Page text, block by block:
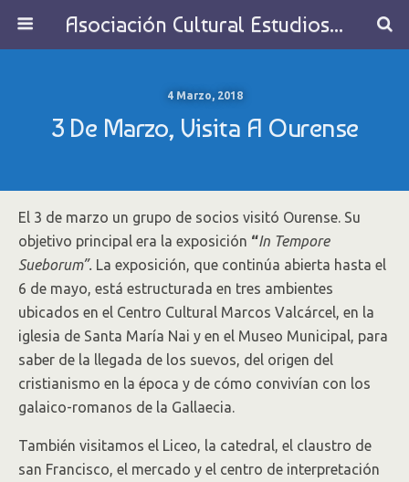
Asociación Cultural Estudios Históricos de Galicia
4 Marzo, 2018
3 De Marzo, Visita A Ourense
El 3 de marzo un grupo de socios visitó Ourense. Su
objetivo principal era la exposición “In Tempore
Sueborum”. La exposición, que continúa abierta hasta el
6 de mayo, está estructurada en tres ambientes
ubicados en el Centro Cultural Marcos Valcárcel, en la
iglesia de Santa María Nai y en el Museo Municipal, para
saber de la llegada de los suevos, del origen del
cristianismo en la época y de cómo convivían con los
galaico-romanos de la Gallaecia.
También visitamos el Liceo, la catedral, el claustro de
san Francisco, el mercado y el centro de interpretación